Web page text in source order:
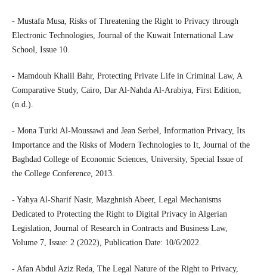
- Mustafa Musa, Risks of Threatening the Right to Privacy through
Electronic Technologies, Journal of the Kuwait International Law
School, Issue 10.
- Mamdouh Khalil Bahr, Protecting Private Life in Criminal Law, A
Comparative Study, Cairo, Dar Al-Nahda Al-Arabiya, First Edition,
(n.d.).
- Mona Turki Al-Moussawi and Jean Serbel, Information Privacy, Its
Importance and the Risks of Modern Technologies to It, Journal of the
Baghdad College of Economic Sciences, University, Special Issue of
the College Conference, 2013.
- Yahya Al-Sharif Nasir, Mazghnish Abeer, Legal Mechanisms
Dedicated to Protecting the Right to Digital Privacy in Algerian
Legislation, Journal of Research in Contracts and Business Law,
Volume 7, Issue: 2 (2022), Publication Date: 10/6/2022.
- Afan Abdul Aziz Reda, The Legal Nature of the Right to Privacy,